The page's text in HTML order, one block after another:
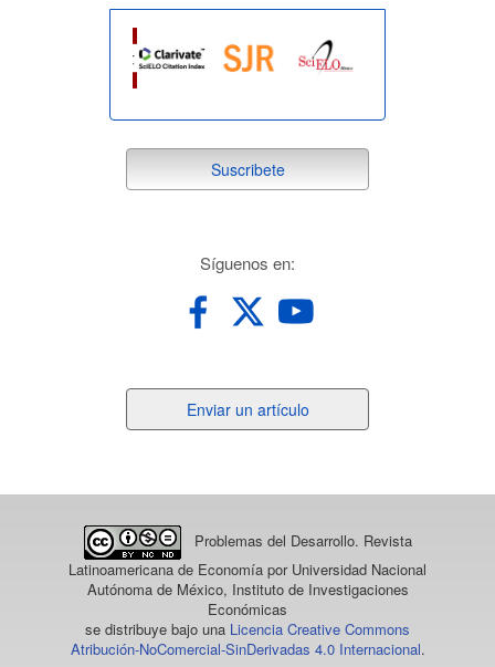
suscribete
Suscribete
Síguenos en:
un
Enviar un artículo
Problemas del Desarrollo. Revista
Latinoamericana de Economía por Universidad Nacional
Autónoma de México, Instituto de Investigaciones
Económicas
se distribuye bajo una Licencia Creative Commons
Atribución-NoComercial-SinDerivadas 4.0 Internacional.